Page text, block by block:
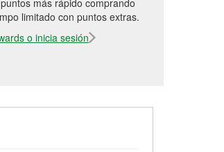
más rápido comprando
limitado con puntos extras.
o inicia sesión